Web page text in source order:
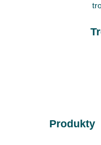
Produkty